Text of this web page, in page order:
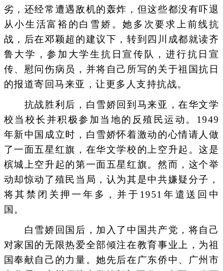
劣，还经常遭遇敌机的轰炸，但这些都没有吓退
从小生活富裕的白雪娇。她多次要求上前线抗
战，后在邓颖超的建议下，转到四川成都就读齐
鲁大学，参加大学生抗日宣传队，进行抗日宣
传、慰问伤病员，并将自己所写的关于祖国抗日
的报道寄回马来亚，让更多人支持抗战。
抗战胜利后，白雪娇回到马来亚，在华文学
校当校长并积极参加当地的反殖民运动。1949
年新中国成立时，白雪娇怀着激动的心情请人做
了一面五星红旗，在华文学校的上空升起。这是
槟城上空升起的第一面五星红旗。然而，这个举
动却惊动了殖民当局，认为其是中共嫌疑分子，
将其禁闭关押一年多，并于1951年遣送回中
国。
白雪娇回国后，加入了中国共产党，将自己
对家国的无限热爱全部倾注在教育事业上，为祖
国奉献自己的力量。她先后在广东侨中、广州市